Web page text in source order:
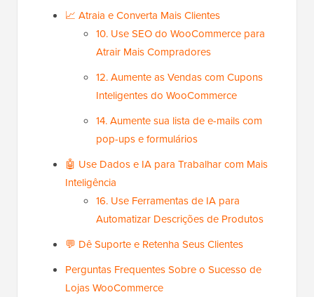
📈 Atraia e Converta Mais Clientes
10. Use SEO do WooCommerce para
Atrair Mais Compradores
12. Aumente as Vendas com Cupons
Inteligentes do WooCommerce
14. Aumente sua lista de e-mails com
pop-ups e formulários
🤖 Use Dados e IA para Trabalhar com Mais
Inteligência
16. Use Ferramentas de IA para
Automatizar Descrições de Produtos
💬 Dê Suporte e Retenha Seus Clientes
Perguntas Frequentes Sobre o Sucesso de
Lojas WooCommerce